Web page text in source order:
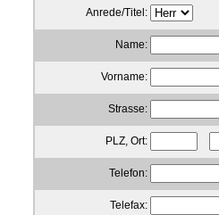
Anrede/Titel:
Name:
Vorname:
Strasse:
PLZ, Ort:
Telefon:
Telefax: